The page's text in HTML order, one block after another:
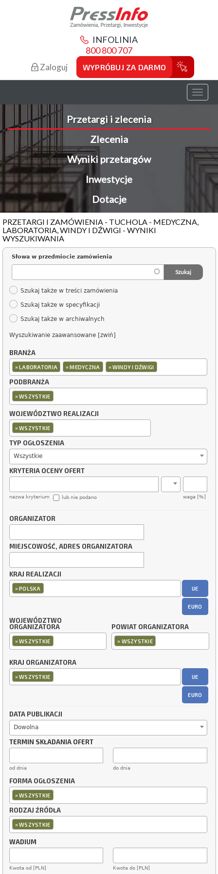
INFOLINIA
800 800 707
Zaloguj WYPRÓBUJ ZA DARMO
Toggle
Przetargi i zlecenia
Zlecenia
Wyniki przetargów
Inwestycje
Dotacje
PRZETARGI I ZAMÓWIENIA - TUCHOLA - MEDYCZNA,
LABORATORIA, WINDY I DŹWIGI - WYNIKI
WYSZUKIWANIA
Słowa w przedmiocie zamówienia
Szukaj także w treści zamówienia
Szukaj także w specyfikacji
Szukaj także w archiwalnych
Wyszukiwanie zaawansowane [zwiń]
BRANŻA
×LABORATORIA ×MEDYCZNA ×WINDY I DŹWIGI
PODBRANŻA
×WSZYSTKIE
WOJEWÓDZTWO REALIZACJI
×WSZYSTKIE
TYP OGŁOSZENIA
Wszystkie
KRYTERIA OCENY OFERT
nazwa kryterium waga [%]
lub nie podano
ORGANIZATOR
MIEJSCOWOŚĆ, ADRES ORGANIZATORA
KRAJ REALIZACJI
×POLSKA UE
EURO
WOJEWÓDZTWO
ORGANIZATORA
×WSZYSTKIE
POWIAT ORGANIZATORA
× WSZYSTKIE
KRAJ ORGANIZATORA
×WSZYSTKIE UE
EURO
DATA PUBLIKACJI
Dowolna
TERMIN SKŁADANIA OFERT
od dnia do dnia
FORMA OGŁOSZENIA
×WSZYSTKIE
RODZAJ ŹRÓDŁA
×WSZYSTKIE
WADIUM
Kwota od [PLN] Kwota do [PLN]